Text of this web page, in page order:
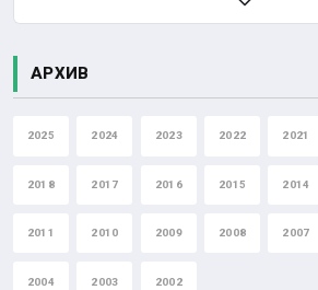
АРХИВ
2025 2024 2023 2022 2021
2018 2017 2016 2015 2014
2011 2010 2009 2008 2007
2004 2003 2002